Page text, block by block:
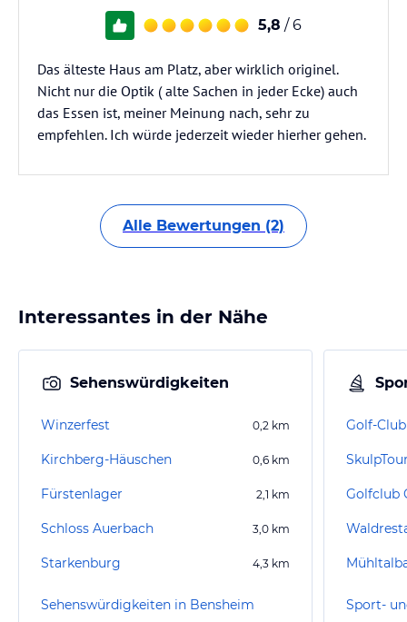
5,8 / 6
Das älteste Haus am Platz, aber wirklich originel.
Nicht nur die Optik ( alte Sachen in jeder Ecke) auch
das Essen ist, meiner Meinung nach, sehr zu
empfehlen. Ich würde jederzeit wieder hierher gehen.
Alle Bewertungen (2)
Interessantes in der Nähe
Sehenswürdigkeiten
Winzerfest 0,2 km
Kirchberg-Häuschen 0,6 km
Fürstenlager 2,1 km
Schloss Auerbach 3,0 km
Starkenburg 4,3 km
Sehenswürdigkeiten in Bensheim
Golf-